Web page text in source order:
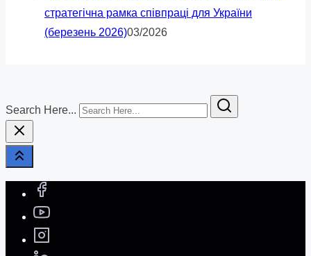
стратегічна рамка співпраці для України
(березень 2026)03/2026
Search Here...